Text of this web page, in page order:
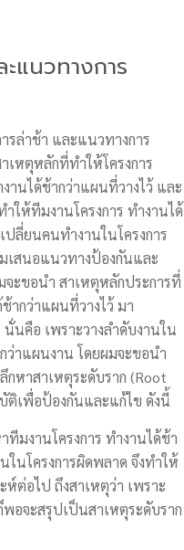
แนวทางการ
ล่าช้า และแนวทางการ
หตุหลักที่ทำให้โครงการ
านได้ช้ากว่าแผนที่วางไว้ และ
ให้ทีมงานโครงการ ทำงานได้
ปลี่ยนคนทำงานในโครงการ
เสนอแนวทางป้องกันและ
ะขอนำ สาเหตุหลักประการที่
ากว่าแผนที่วางไว้ มา
นั่นคือ เพราะวางลำดับงานใน
ว่าแผนงาน โดยผมจะขอนำ
กหาสาเหตุระดับราก (Root
ติเพื่อป้องกันและแก้ไข ดังนี้
งานโครงการ ทำงานได้ช้า
ในโครงการผิดพลาด จึงทำให้
ห์ต่อไป ถึงสาเหตุว่า เพราะ
พอจะสรุปเป็นสาเหตุระดับราก